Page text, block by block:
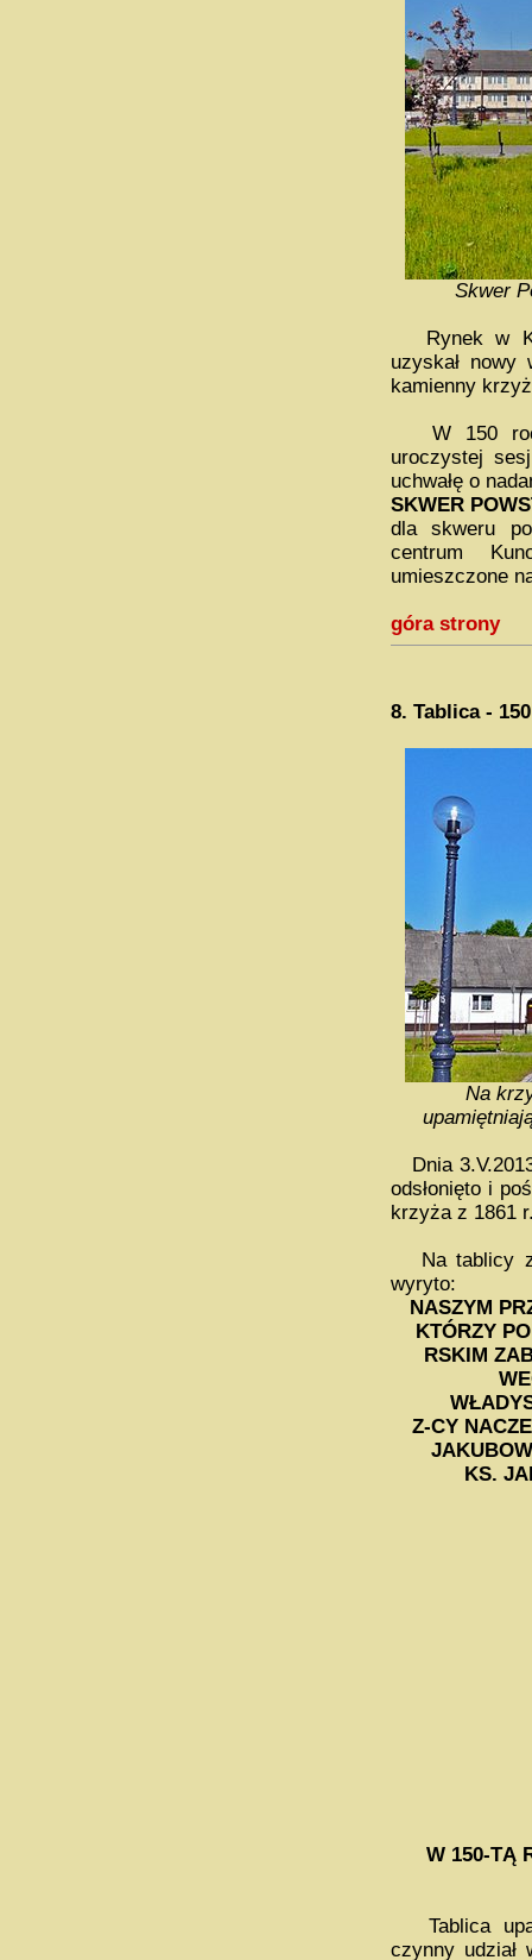
Skwer
Rynek w
uzyskał nowy
kamienny
W 150
uroczystej
uchwałę o
SKWER
dla skweru
centrum
umieszczone
góra strony
8. Tablica -
Na
Dnia
odsłonięto i
krzyża z 1861
Na tablicy z
wyryto:
NASZYM
KTÓRZY
RSKIM
Z-CY
KS.
W 150-TĄ
Tablica
czynny udział